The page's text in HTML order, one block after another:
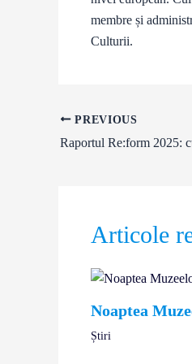
membre și
Culturii.
PREVIOUS
Articole
Noaptea
Știri